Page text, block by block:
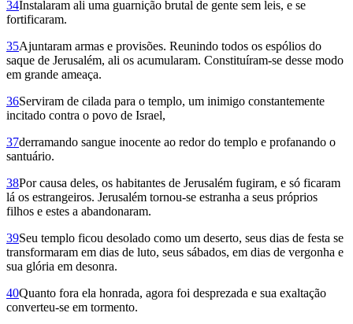
34Instalaram ali uma guarnição brutal de gente sem leis, e se
fortificaram.
35Ajuntaram armas e provisões. Reunindo todos os espólios do
saque de Jerusalém, ali os acumularam. Constituíram-se desse modo
em grande ameaça.
36Serviram de cilada para o templo, um inimigo constantemente
incitado contra o povo de Israel,
37derramando sangue inocente ao redor do templo e profanando o
santuário.
38Por causa deles, os habitantes de Jerusalém fugiram, e só ficaram
lá os estrangeiros. Jerusalém tornou-se estranha a seus próprios
filhos e estes a abandonaram.
39Seu templo ficou desolado como um deserto, seus dias de festa se
transformaram em dias de luto, seus sábados, em dias de vergonha e
sua glória em desonra.
40Quanto fora ela honrada, agora foi desprezada e sua exaltação
converteu-se em tormento.